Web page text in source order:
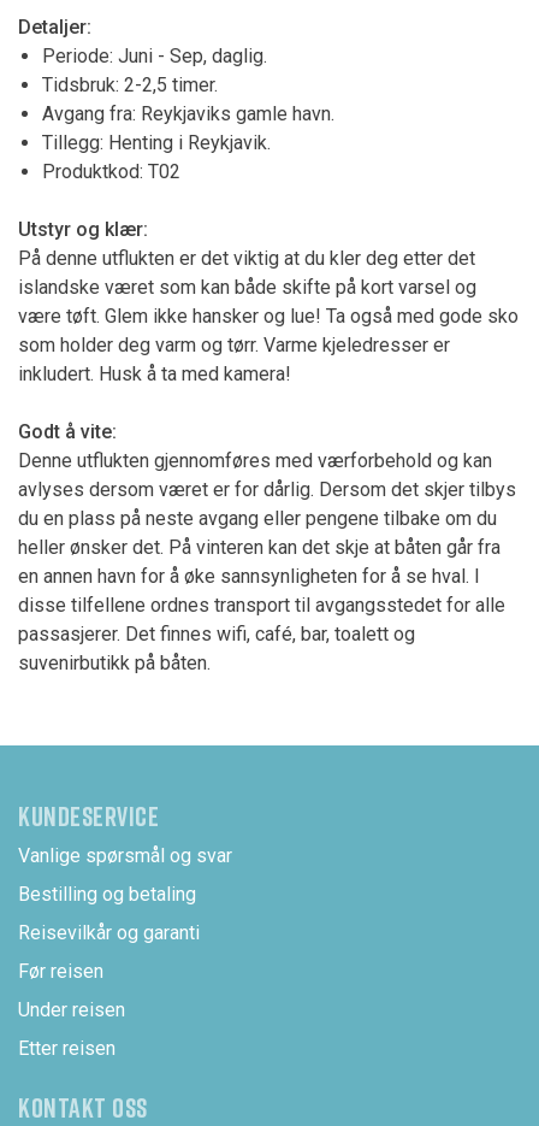
Detaljer:
Periode: Juni - Sep, daglig.
Tidsbruk: 2-2,5 timer.
Avgang fra: Reykjaviks gamle havn.
Tillegg: Henting i Reykjavik.
Produktkod: T02
Utstyr og klær:
På denne utflukten er det viktig at du kler deg etter det
islandske været som kan både skifte på kort varsel og
være tøft. Glem ikke hansker og lue! Ta også med gode sko
som holder deg varm og tørr. Varme kjeledresser er
inkludert. Husk å ta med kamera!
Godt å vite:
Denne utflukten gjennomføres med værforbehold og kan
avlyses dersom været er for dårlig. Dersom det skjer tilbys
du en plass på neste avgang eller pengene tilbake om du
heller ønsker det. På vinteren kan det skje at båten går fra
en annen havn for å øke sannsynligheten for å se hval. I
disse tilfellene ordnes transport til avgangsstedet for alle
passasjerer. Det finnes wifi, café, bar, toalett og
suvenirbutikk på båten.
KUNDESERVICE
Vanlige spørsmål og svar
Bestilling og betaling
Reisevilkår og garanti
Før reisen
Under reisen
Etter reisen
KONTAKT OSS